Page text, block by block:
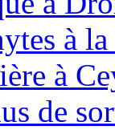
à la
à
de